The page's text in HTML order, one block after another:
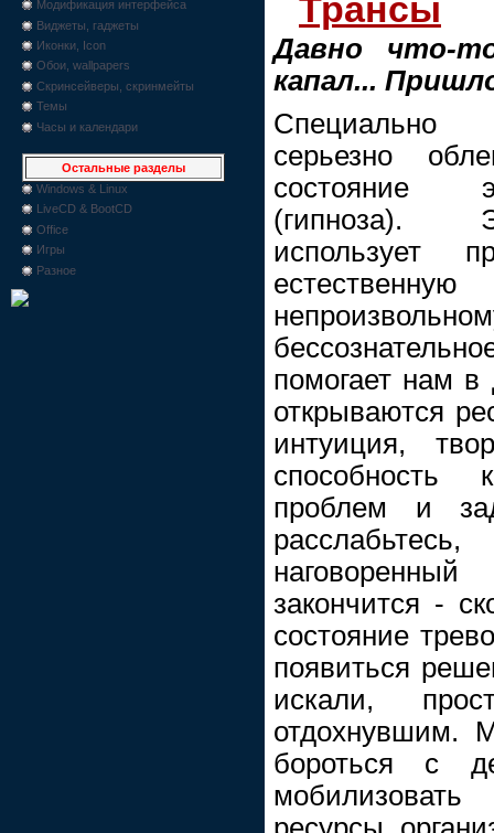
Модификация интерфейса
Виджеты, гаджеты
Иконки, Icon
Обои, wallpapers
Скринсейверы, скринмейты
Темы
Часы и календари
Остальные разделы
Windows & Linux
LiveCD & BootCD
Office
Игры
Разное
Трансы
Давно что-
капал...
Специально
серьезно
состояние
(гипноза).
использует
помогает нам
открываются
интуиция,
проблем и
закончится -
состояние
появиться
искали,
отдохнувшим.
бороться с